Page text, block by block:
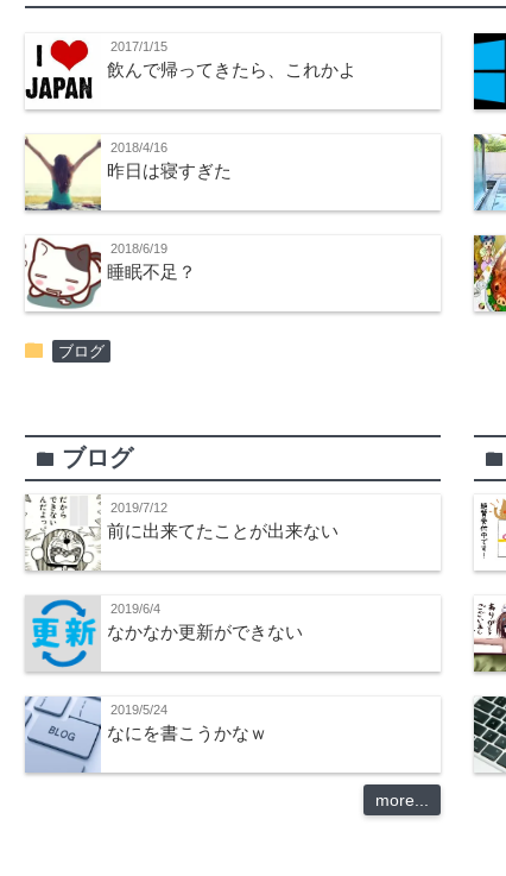
2017/1/15
飲んで帰ってきたら、これかよ
2018/4/16
昨日は寝すぎた
2018/6/19
睡眠不足？
folder ブログ
folder ブログ
2019/7/12
前に出来てたことが出来ない
2019/6/4
なかなか更新ができない
2019/5/24
なにを書こうかなｗ
more...
folder